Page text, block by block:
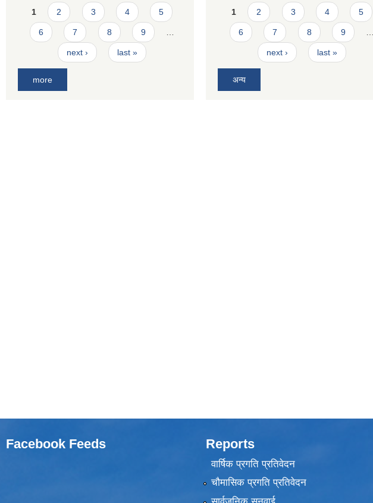
Pages
1 2 3 4 5
6 7 8 9
next › last »
more
Pages
1 2 3 4 5
6 7 8 9
next › last »
अन्य
Facebook Feeds Reports
वार्षिक प्रगति प्रतिवेदन
चौमासिक प्रगति प्रतिवेदन